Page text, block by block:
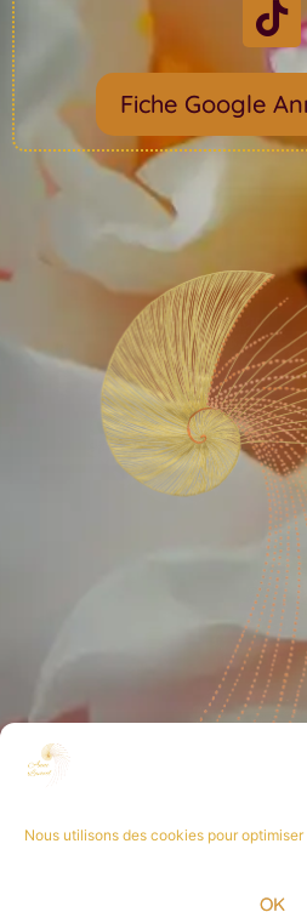
Nous utilisons des cookies pour
OK
Fiche Google